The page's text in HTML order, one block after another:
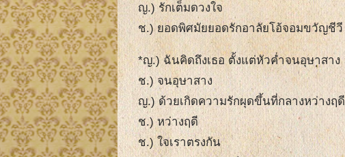
ญ.) รักเต็มดวงใจ
ช.) ยอดพิศมัยยอดรักอาลัยโอ้จอมขวัญชีวี
*ญ.) ฉันคิดถึงเธอ ตั้งแต่หัวค่ำจนอุษาสาง
ช.) จนอุษาสาง
ญ.) ด้วยเกิดความรักผุดขึ้นที่กลางหว่างฤดี
ช.) หว่างฤดี
ช.) ใจเราตรงกัน